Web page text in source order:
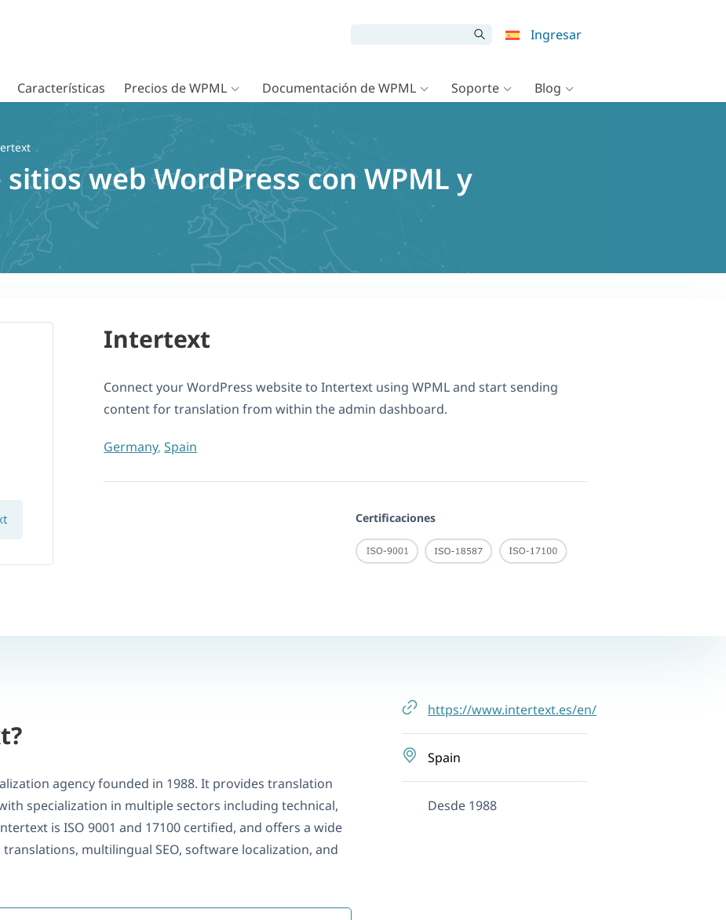
Ingresar
Características Precios de WPML Documentación de WPML Soporte Blog
web WordPress con WPML y
Intertext
Connect your WordPress website to Intertext using WPML and start sending
content for translation from within the admin dashboard.
Germany,Spain
Certificaciones
agency founded in 1988. It provides translation
specialization in multiple sectors including technical,
is ISO 9001 and 17100 certified, and offers a wide
multilingual SEO, software localization, and
https://www.intertext.es/en/
Spain
Desde 1988